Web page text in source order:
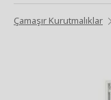
Çamaşır Kurutmalıklar